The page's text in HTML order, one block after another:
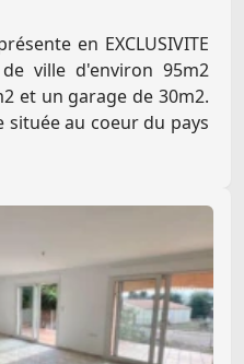
en EXCLUSIVITE
ville d'environ 95m2
et un garage de 30m2.
située au coeur du pays